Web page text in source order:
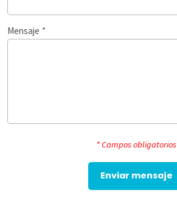
Mensaje *
* Campos obligatorios